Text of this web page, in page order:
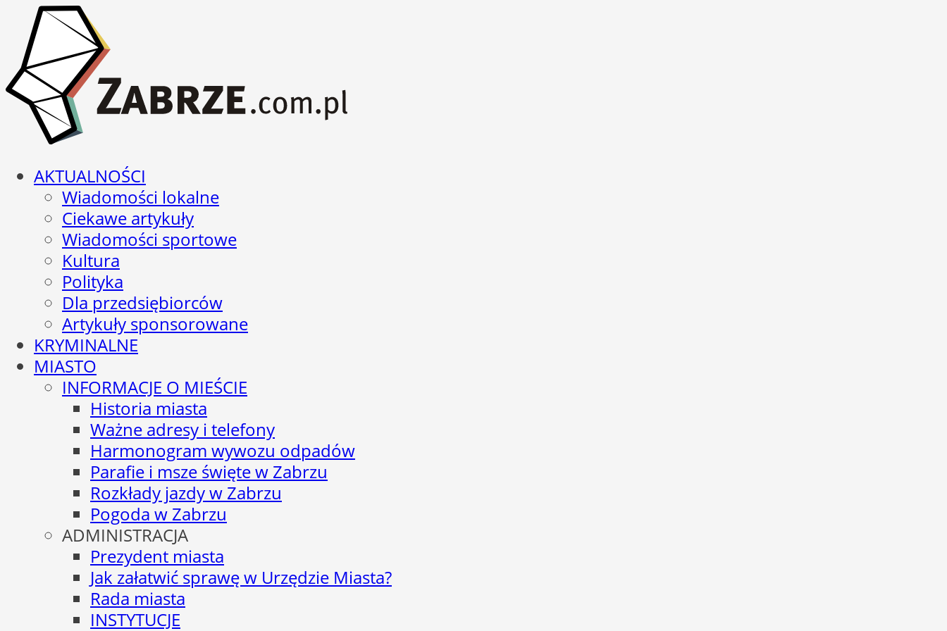
AKTUALNOŚCI
Wiadomości lokalne
Ciekawe artykuły
Wiadomości sportowe
Kultura
Polityka
Dla przedsiębiorców
Artykuły sponsorowane
KRYMINALNE
MIASTO
INFORMACJE O MIEŚCIE
Historia miasta
Ważne adresy i telefony
Harmonogram wywozu odpadów
Parafie i msze święte w Zabrzu
Rozkłady jazdy w Zabrzu
Pogoda w Zabrzu
ADMINISTRACJA
Prezydent miasta
Jak załatwić sprawę w Urzędzie Miasta?
Rada miasta
INSTYTUCJE